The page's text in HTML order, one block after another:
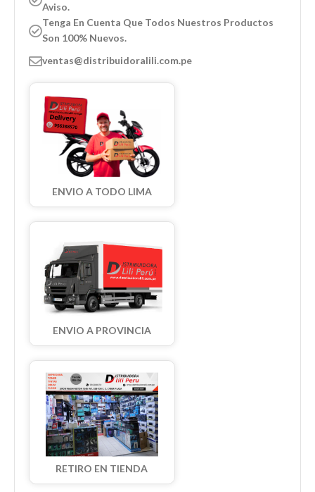
Aviso.
Tenga En Cuenta Que Todos Nuestros Productos
Son 100% Nuevos.
ventas@distribuidoralili.com.pe
ENVIO A TODO LIMA
ENVIO A PROVINCIA
RETIRO EN TIENDA